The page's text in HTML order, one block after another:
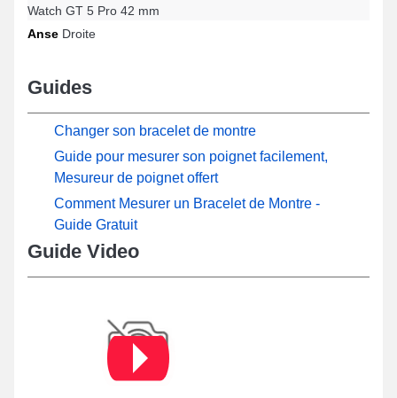
Watch GT 5 Pro 42 mm
Anse Droite
Guides
Changer son bracelet de montre
Guide pour mesurer son poignet facilement,
Mesureur de poignet offert
Comment Mesurer un Bracelet de Montre -
Guide Gratuit
Guide Video